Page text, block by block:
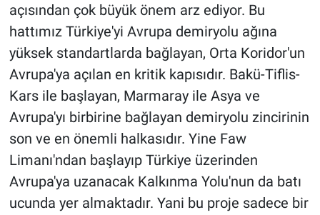
açısından çok büyük önem arz ediyor. Bu
hattımız Türkiye'yi Avrupa demiryolu ağına
yüksek standartlarda bağlayan, Orta Koridor'un
Avrupa'ya açılan en kritik kapısıdır. Bakü-Tiflis-
Kars ile başlayan, Marmaray ile Asya ve
Avrupa'yı birbirine bağlayan demiryolu zincirinin
son ve en önemli halkasıdır. Yine Faw
Limanı'ndan başlayıp Türkiye üzerinden
Avrupa'ya uzanacak Kalkınma Yolu'nun da batı
ucunda yer almaktadır. Yani bu proje sadece bir